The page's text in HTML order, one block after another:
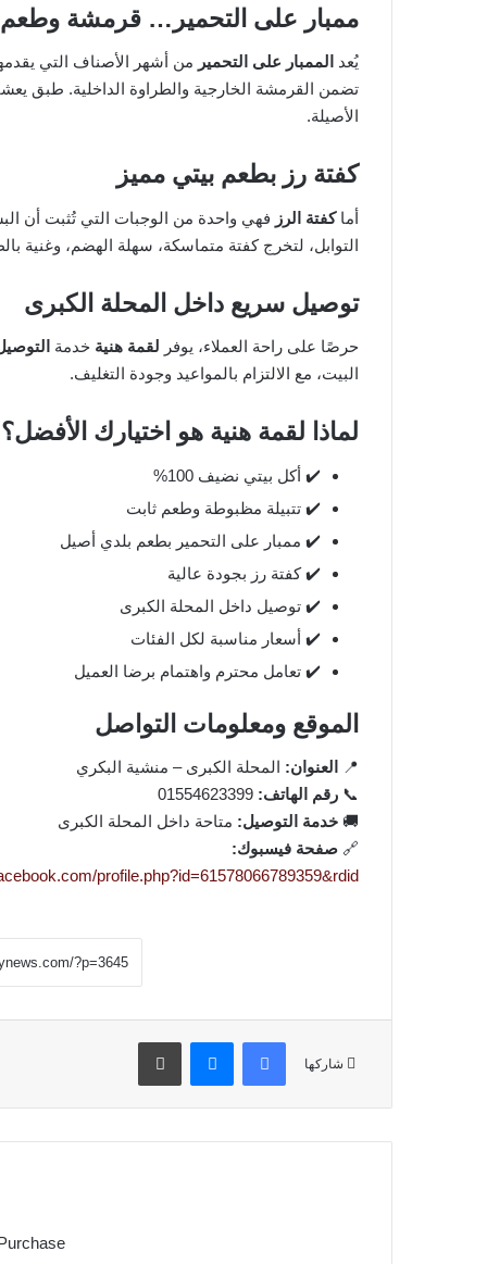
ممبار على التحمير… قرمشة
يُعد الممبار على التحمير من أشهر الأصناف التي
تضمن القرمشة الخارجية والطراوة الداخلية. طبق
الأصيلة.
كفتة رز بطعم بيتي مميز
أماكفتة الرز فهي واحدة من الوجبات التي تُثبت أن
التوابل، لتخرج كفتة متماسكة، سهلة الهضم، وغنية
توصيل سريع داخل المحلة الكبرى
حرصًا على راحة العملاء، يوفر لقمة هنية خدمة
البيت، مع الالتزام بالمواعيد وجودة التغليف.
لماذا لقمة هنية هو اختيارك الأفضل؟
✔️ أكل بيتي نضيف 100%
✔️ تتبيلة مظبوطة وطعم ثابت
✔️ ممبار على التحمير بطعم بلدي أصيل
✔️ كفتة رز بجودة عالية
✔️ توصيل داخل المحلة الكبرى
✔️ أسعار مناسبة لكل الفئات
✔️ تعامل محترم واهتمام برضا العميل
الموقع ومعلومات التواصل
📍 العنوان: المحلة الكبرى – منشية البكري
📞 رقم الهاتف:
🚚 خدمة التوصيل: متاحة داخل المحلة الكبرى
🔗 صفحة فيسبوك:
profile.php?id=61578066789359&rdid
شاركها
فيسبوك